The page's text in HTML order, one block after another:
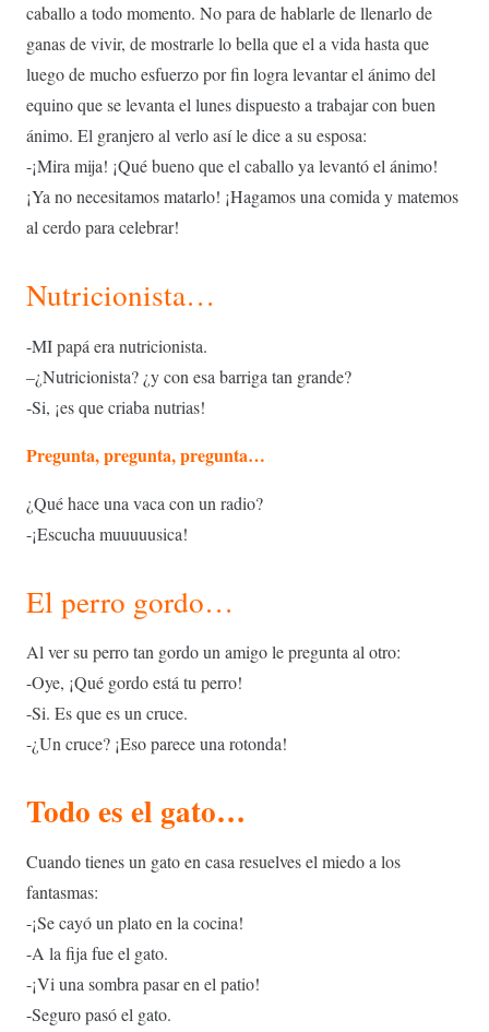
caballo a todo momento. No para de hablarle de llenarlo de
ganas de vivir, de mostrarle lo bella que el a vida hasta que
luego de mucho esfuerzo por fin logra levantar el ánimo del
equino que se levanta el lunes dispuesto a trabajar con buen
ánimo. El granjero al verlo así le dice a su esposa:
-¡Mira mija! ¡Qué bueno que el caballo ya levantó el ánimo!
¡Ya no necesitamos matarlo! ¡Hagamos una comida y matemos
al cerdo para celebrar!
Nutricionista…
-MI papá era nutricionista.
–¿Nutricionista? ¿y con esa barriga tan grande?
-Si, ¡es que criaba nutrias!
Pregunta, pregunta, pregunta…
¿Qué hace una vaca con un radio?
-¡Escucha muuuuusica!
El perro gordo…
Al ver su perro tan gordo un amigo le pregunta al otro:
-Oye, ¡Qué gordo está tu perro!
-Si. Es que es un cruce.
-¿Un cruce? ¡Eso parece una rotonda!
Todo es el gato…
Cuando tienes un gato en casa resuelves el miedo a los
fantasmas:
-¡Se cayó un plato en la cocina!
-A la fija fue el gato.
-¡Vi una sombra pasar en el patio!
-Seguro pasó el gato.